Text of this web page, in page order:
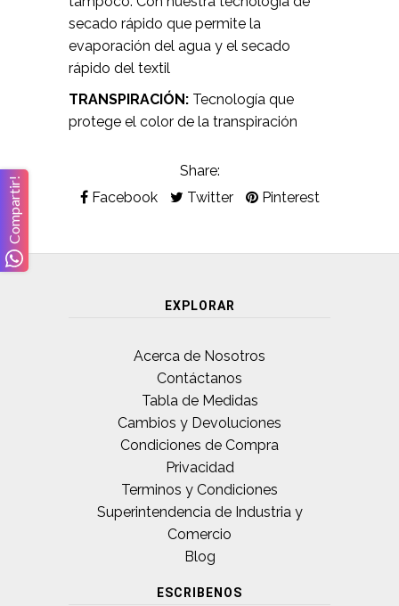
secado rápido que permite la
evaporación del agua y el secado
rápido del textil
TRANSPIRACIÓN: Tecnología que
protege el color de la transpiración
Share:
Facebook
Twitter Pinterest
EXPLORAR
Acerca de Nosotros
Contáctanos
Tabla de Medidas
Cambios y Devoluciones
Condiciones de Compra
Privacidad
Terminos y Condiciones
Superintendencia de Industria y
Comercio
Blog
ESCRIBENOS
Compartir!